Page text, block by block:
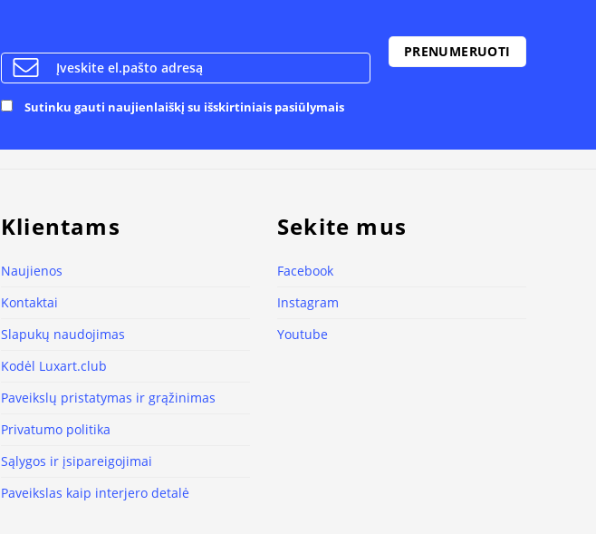
Sutinku gauti naujienlaiškį su išskirtiniais pasiūlymais
Klientams
Naujienos
Kontaktai
Slapukų naudojimas
Kodėl Luxart.club
Paveikslų pristatymas ir grąžinimas
Privatumo politika
Sąlygos ir įsipareigojimai
Paveikslas kaip interjero detalė
Sekite mus
Facebook
Instagram
Youtube